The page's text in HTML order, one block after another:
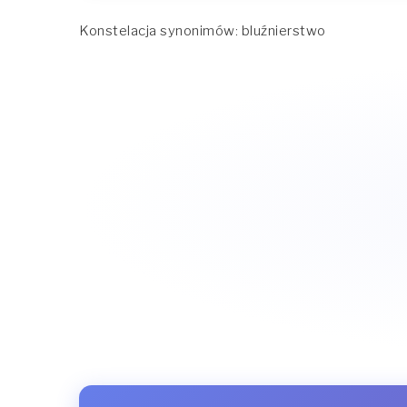
Konstelacja synonimów: bluźnierstwo